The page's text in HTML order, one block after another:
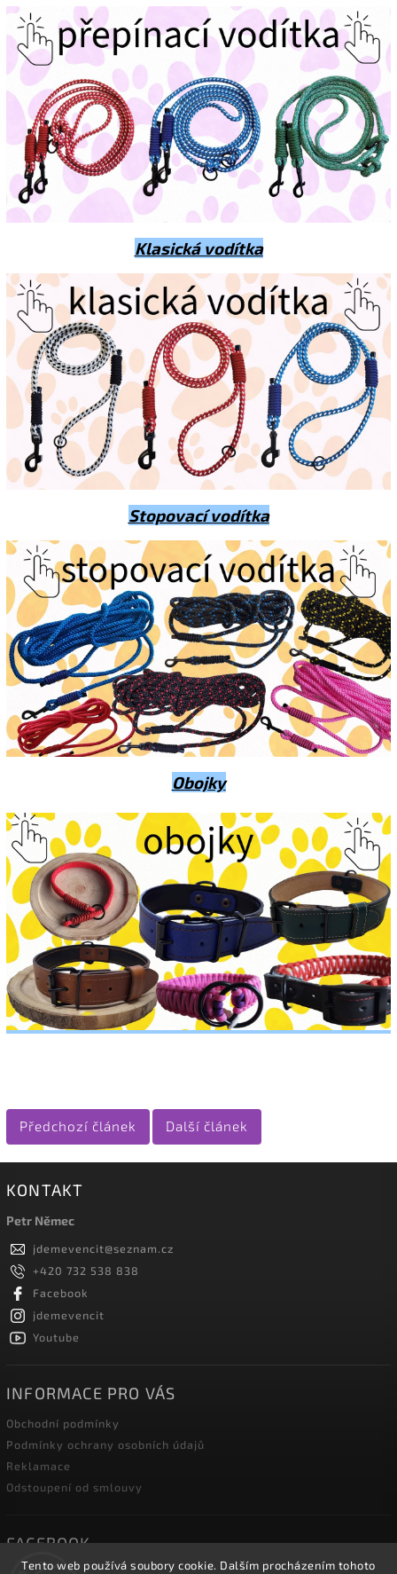
Tento web používá soubory cookie. Dalším procházením tohoto
Klasická vodítka
Stopovací vodítka
Obojky
Předchozí článek Další článek
KONTAKT
Petr Němec
jdemevencit@seznam.cz
+420 732 538 838
Facebook
jdemevencit
Youtube
INFORMACE PRO VÁS
Obchodní podmínky
Podmínky ochrany osobních údajů
Reklamace
Odstoupení od smlouvy
FACEBOOK